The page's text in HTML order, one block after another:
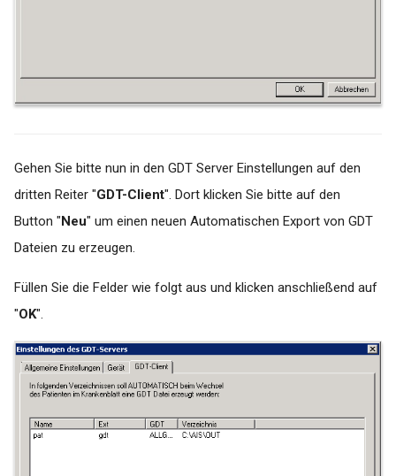
Falscher Datumsübertrag von
Aktualisierung #connect
Batch Skripte
Auftragserstellung (bsp. an
Medatixx FK 8512 letzte
Periode Fehlermeldung:
Gehen Sie bitte nun in den GDT Server Einstellungen auf den
dritten Reiter "GDT-Client". Dort klicken Sie bitte auf den
Button "Neu" um einen neuen Automatischen Export von GDT
Dateien zu erzeugen.
Füllen Sie die Felder wie folgt aus und klicken anschließend auf
"OK".